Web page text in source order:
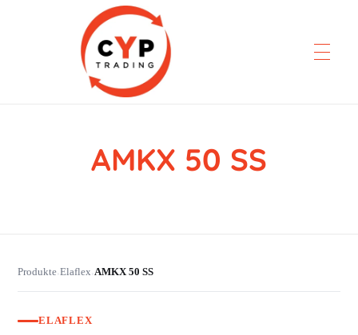
CYP Trading
AMKX 50 SS
Produkte›Elaflex›AMKX 50 SS
ELAFLEX